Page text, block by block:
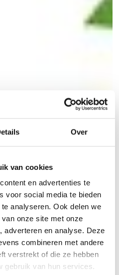
Over
van cookies
en advertenties te
voor social media te bieden
analyseren. Ook delen we
onze site met onze
adverteren en analyse. Deze
combineren met andere
verstrekt of die ze hebben
gebruik van hun services.